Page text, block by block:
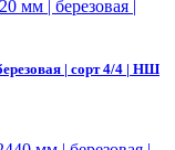
| сорт 4/4 | НШ